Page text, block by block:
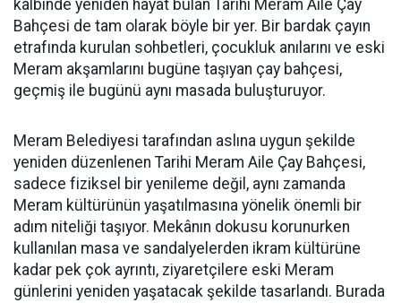
kalbinde yeniden hayat bulan Tarihi Meram Aile Çay
Bahçesi de tam olarak böyle bir yer. Bir bardak çayın
etrafında kurulan sohbetleri, çocukluk anılarını ve eski
Meram akşamlarını bugüne taşıyan çay bahçesi,
geçmiş ile bugünü aynı masada buluşturuyor.
Meram Belediyesi tarafından aslına uygun şekilde
yeniden düzenlenen Tarihi Meram Aile Çay Bahçesi,
sadece fiziksel bir yenileme değil, aynı zamanda
Meram kültürünün yaşatılmasına yönelik önemli bir
adım niteliği taşıyor. Mekânın dokusu korunurken
kullanılan masa ve sandalyelerden ikram kültürüne
kadar pek çok ayrıntı, ziyaretçilere eski Meram
günlerini yeniden yaşatacak şekilde tasarlandı. Burada